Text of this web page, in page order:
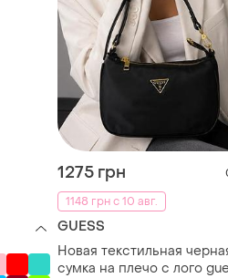
1275 грн
1148 грн с 10 авг.
GUESS
Новая текстильная
сумка на плечо с лого